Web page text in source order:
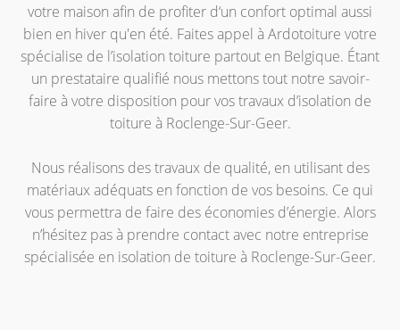
votre maison afin de profiter d‘un confort optimal aussi
bien en hiver qu'en été. Faites appel à Ardotoiture votre
spécialise de l’isolation toiture partout en Belgique. Étant
un prestataire qualifié nous mettons tout notre savoir-
faire à votre disposition pour vos travaux d’isolation de
toiture à Roclenge-Sur-Geer.
Nous réalisons des travaux de qualité, en utilisant des
matériaux adéquats en fonction de vos besoins. Ce qui
vous permettra de faire des économies d’énergie. Alors
n’hésitez pas à prendre contact avec notre entreprise
spécialisée en isolation de toiture à Roclenge-Sur-Geer.